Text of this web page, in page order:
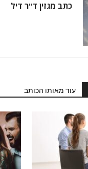
כתב מגזין ד"ר דיל
עוד מאותו הכותב